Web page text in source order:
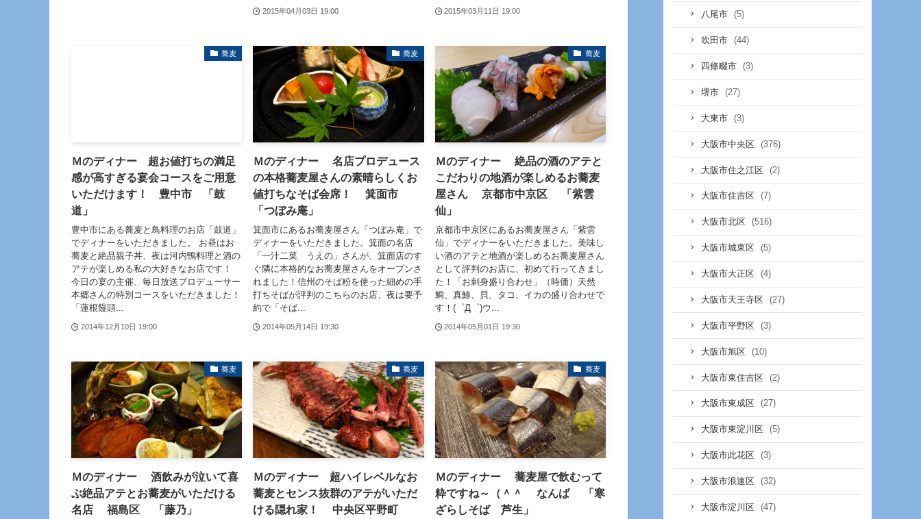
2015年04月03日 19:00 2015年03月11日 19:00
蕎麦
Ｍのディナー 超お値打ちの満足
感が高すぎる宴会コースをご用意
いただけます！ 豊中市 「鼓
道」
豊中市にある蕎麦と鳥料理のお店「鼓道」
でディナーをいただきました。 お昼はお
蕎麦と絶品親子丼、夜は河内鴨料理と酒の
アテが楽しめる私の大好きなお店です！
今日の宴の主催、毎日放送プロデューサー
本郷さんの特別コースをいただきました！
「蓮根饅頭...
2014年12月10日 19:00
蕎麦
Ｍのディナー 名店プロデュース
の本格蕎麦屋さんの素晴らしくお
値打ちなそば会席！ 箕面市
「つぼみ庵」
箕面市にあるお蕎麦屋さん「つぼみ庵」で
ディナーをいただきました。箕面の名店
「一汁二菜 うえの」さんが、箕面店のす
ぐ隣に本格的なお蕎麦屋さんをオープンさ
れました！信州のそば粉を使った細めの手
打ちそばが評判のこちらのお店、夜は要予
約で「そば...
2014年05月14日 19:30
蕎麦
Ｍのディナー 絶品の酒のアテと
こだわりの地酒が楽しめるお蕎麦
屋さん 京都市中京区 「紫雲
仙」
京都市中京区にあるお蕎麦屋さん「紫雲
仙」でディナーをいただきました。美味し
い酒のアテと地酒が楽しめるお蕎麦屋さん
として評判のお店に、初めて行ってきまし
た！「お刺身盛り合わせ」（時価）天然
鯛、真鯵、貝、タコ、イカの盛り合わせで
す！(゜Д゜)ウ...
2014年05月01日 19:30
蕎麦
Ｍのディナー 酒飲みが泣いて喜
ぶ絶品アテとお蕎麦がいただける
名店 福島区 「藤乃」
蕎麦
Ｍのディナー 超ハイレベルなお
蕎麦とセンス抜群のアテがいただ
ける隠れ家！ 中央区平野町
蕎麦
Ｍのディナー 蕎麦屋で飲むって
粋ですね～（＾＾ なんば 「寒
ざらしそば 芦生」
八尾市 (5)
吹田市 (44)
四條畷市 (3)
堺市 (27)
大東市 (3)
大阪市中央区 (376)
大阪市住之江区 (2)
大阪市住吉区 (7)
大阪市北区 (516)
大阪市城東区 (5)
大阪市大正区 (4)
大阪市天王寺区 (27)
大阪市平野区 (3)
大阪市旭区 (10)
大阪市東住吉区 (2)
大阪市東成区 (27)
大阪市東淀川区 (5)
大阪市此花区 (3)
大阪市浪速区 (32)
大阪市淀川区 (47)